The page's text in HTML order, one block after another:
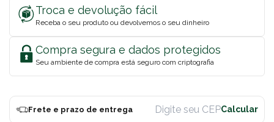
Troca e devolução fácil
Receba o seu produto ou devolvemos o seu dinheiro
Compra segura e dados protegidos
Seu ambiente de compra está seguro com criptografia
Frete e prazo de entrega